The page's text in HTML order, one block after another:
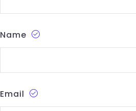
Name
Email